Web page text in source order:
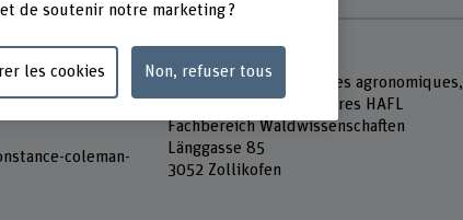
coleman-
Haute école des sciences agronomiques,
forestières et alimentaires HAFL
Fachbereich Waldwissenschaften
Länggasse 85
3052 Zollikofen
de soutenir notre marketing ?
les cookies Non, refuser tous